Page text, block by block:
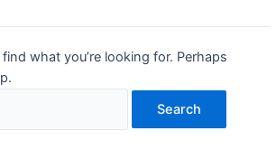
what you’re looking for. Perhaps